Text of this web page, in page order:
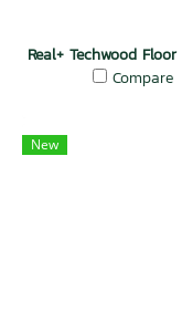
Real+ Techwood
Compare
New